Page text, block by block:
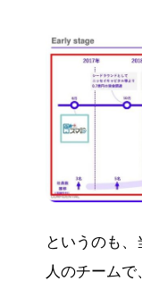
というのも
人のチーム